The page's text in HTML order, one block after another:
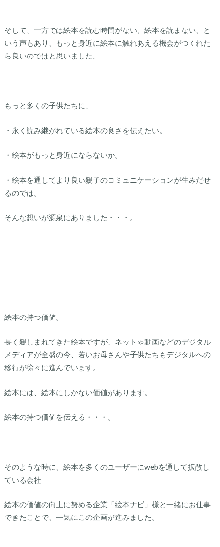
そして、一方では絵本を読む時間がない、絵本を読まない、と
いう声もあり、もっと身近に絵本に触れあえる機会がつくれた
ら良いのではと思いました。
もっと多くの子供たちに、
・永く読み継がれている絵本の良さを伝えたい。
・絵本がもっと身近にならないか。
・絵本を通してより良い親子のコミュニケーションが生みだせ
るのでは。
そんな想いが源泉にありました・・・。
絵本の持つ価値。
長く親しまれてきた絵本ですが、ネットゃ動画などのデジタル
メディアが全盛の今、若いお母さんや子供たちもデジタルへの
移行が徐々に進んでいます。
絵本には、絵本にしかない価値があります。
絵本の持つ価値を伝える・・・。
そのような時に、絵本を多くのユーザーにwebを通して拡散し
ている会社
絵本の価値の向上に努める企業「絵本ナビ」様と一緒にお仕事
できたことで、一気にこの企画が進みました。